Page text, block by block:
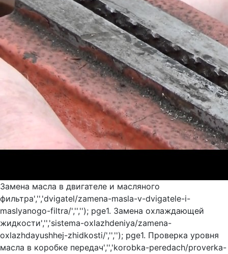
Замена масла в двигателе и масляного
фильтра','','dvigatel/zamena-masla-v-dvigatele-i-
maslyanogo-filtra/','',''); pge1. Замена охлаждающей
жидкости','','sistema-oxlazhdeniya/zamena-
oxlazhdayushhej-zhidkosti/','',''); pge1. Проверка уровня
масла в коробке передач','','korobka-peredach/proverka-